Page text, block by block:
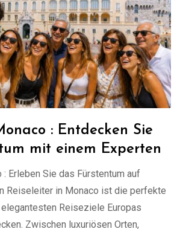
: Entdecken Sie
mit einem Experten
Erleben Sie das Fürstentum auf
Reiseleiter in Monaco ist die perfekte
Reiseziele Europas
Zwischen luxuriösen Orten,